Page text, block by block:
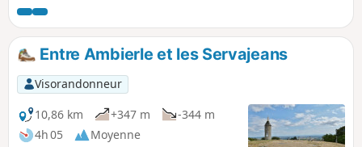
Entre Ambierle et les Servajeans
Visorandonneur
10,86 km
+347 m
-344 m
4h 05
Moyenne